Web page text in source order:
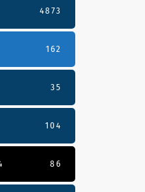
4873
162
35
104
86